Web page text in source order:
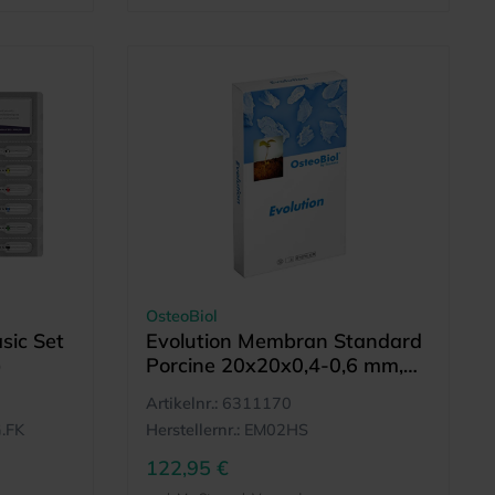
Set
OsteoBiol
Evolution Membran Standard
Porcine 20x20x0,4-0,6 mm,
Artikelnr.: 6311170
Herstellernr.: EM02HS
122,95 €